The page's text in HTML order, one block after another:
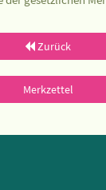
Zurück
Merkzettel